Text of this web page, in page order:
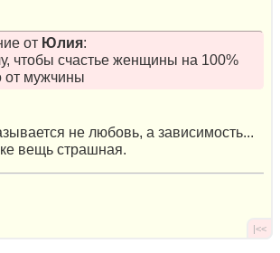
от Юлия:
чтобы счастье женщины на 100%
от мужчины
не любовь, а зависимость...
вещь страшная.
|<<